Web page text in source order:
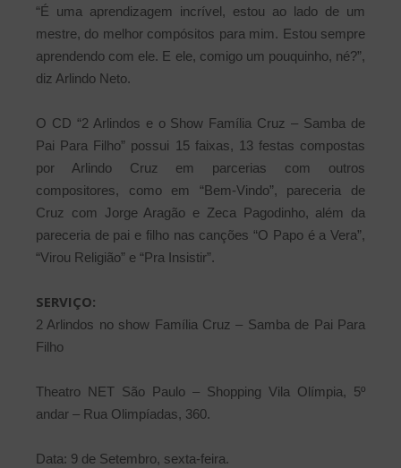
“É uma aprendizagem incrível, estou ao lado de um
mestre, do melhor compósitos para mim. Estou sempre
aprendendo com ele. E ele, comigo um pouquinho, né?”,
diz Arlindo Neto.
O CD “2 Arlindos e o Show Família Cruz – Samba de
Pai Para Filho” possui 15 faixas, 13 festas compostas
por Arlindo Cruz em parcerias com outros
compositores, como em “Bem-Vindo”, pareceria de
Cruz com Jorge Aragão e Zeca Pagodinho, além da
pareceria de pai e filho nas canções “O Papo é a Vera”,
“Virou Religião” e “Pra Insistir”.
SERVIÇO:
2 Arlindos no show Família Cruz – Samba de Pai Para
Filho
Theatro NET São Paulo – Shopping Vila Olímpia, 5º
andar – Rua Olimpíadas, 360.
Data: 9 de Setembro, sexta-feira.